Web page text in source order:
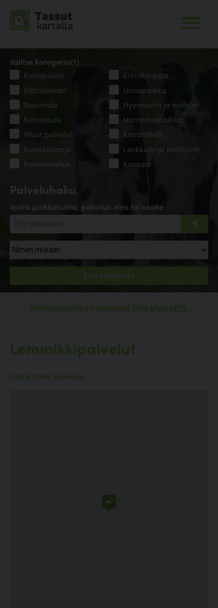
Palveluhaku
Syötä paikkakunta, palvelun nimi tai osoite
Valitse kategoria(t)
Koirapuisto
Eläinkauppa
Eläinlääkäri
Uimapaikka
Ravintola
Hyvinvointi ja hoitolat
Koirakoulu
Harrastuspaikka
Muut palvelut
Koirahotelli
Koirakuvaaja
Lenkkeily ja patikointi
Koirasovellus
Kauppa
Mainospaikka vapaana! Ota yhteyttä.
Lemmikkipalvelut
Löytyi 2494 palvelua